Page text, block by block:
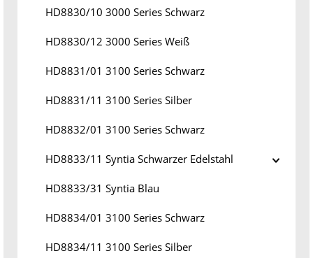
HD8830/10 3000 Series Schwarz
HD8830/12 3000 Series Weiß
HD8831/01 3100 Series Schwarz
HD8831/11 3100 Series Silber
HD8832/01 3100 Series Schwarz
HD8833/11 Syntia Schwarzer Edelstahl
HD8833/31 Syntia Blau
HD8834/01 3100 Series Schwarz
HD8834/11 3100 Series Silber